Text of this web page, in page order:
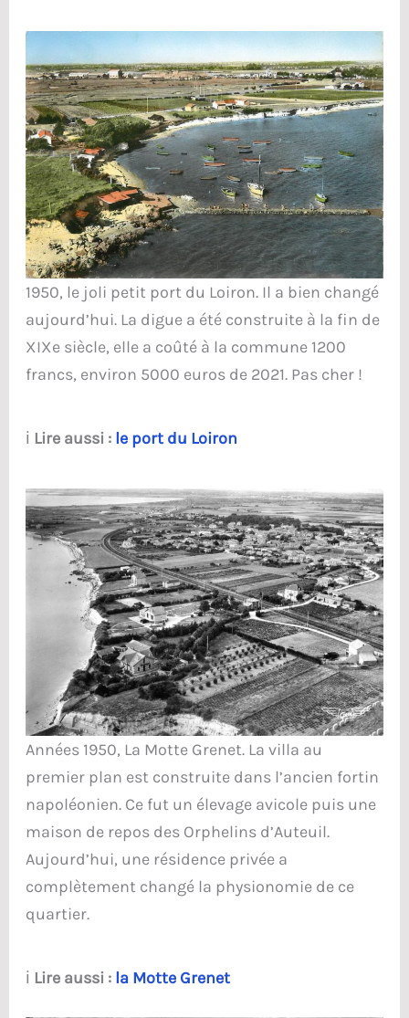
1950, le joli petit port du Loiron. Il a bien changé
aujourd’hui. La digue a été construite à la fin de
XIXe siècle, elle a coûté à la commune 1200
francs, environ 5000 euros de 2021. Pas cher !
ℹ️ Lire aussi : le port du Loiron
Années 1950, La Motte Grenet. La villa au
premier plan est construite dans l’ancien fortin
napoléonien. Ce fut un élevage avicole puis une
maison de repos des Orphelins d’Auteuil.
Aujourd’hui, une résidence privée a
complètement changé la physionomie de ce
quartier.
ℹ️ Lire aussi : la Motte Grenet